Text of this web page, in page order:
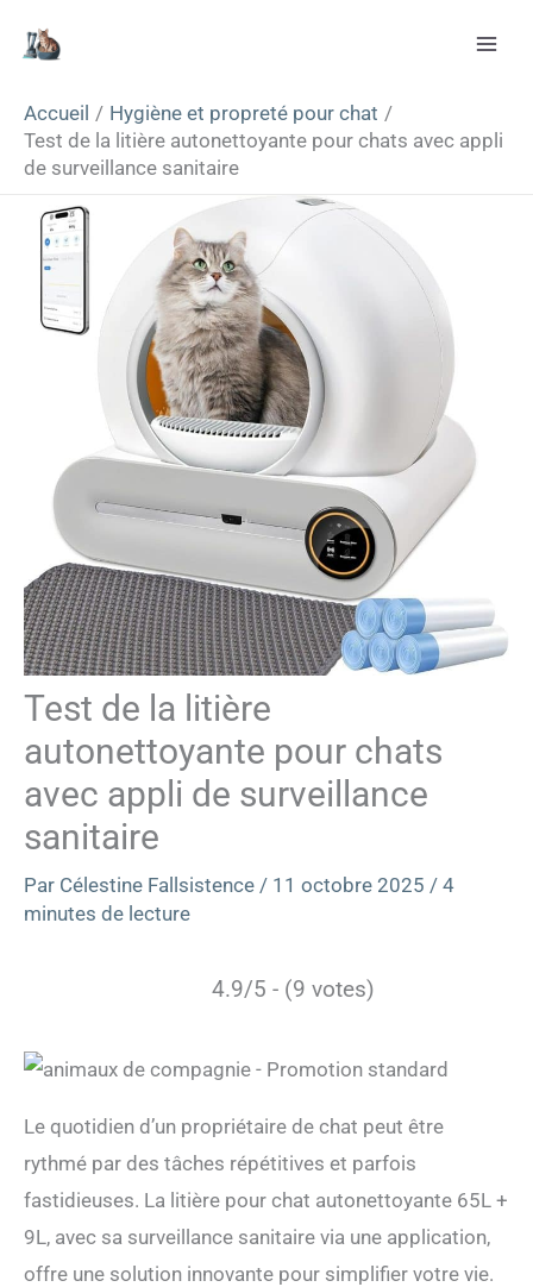
Accueil
Hygiène et propreté pour chat
Test de la litière autonettoyante pour chats avec appli
de surveillance sanitaire
Test de la litière
autonettoyante pour chats
avec appli de surveillance
sanitaire
Par Célestine Fallsistence / 11 octobre 2025 / 4
minutes de lecture
4.9/5 - (9 votes)
Le quotidien d’un propriétaire de chat peut être
rythmé par des tâches répétitives et parfois
fastidieuses. La litière pour chat autonettoyante 65L +
9L, avec sa surveillance sanitaire via une application,
offre une solution innovante pour simplifier votre vie.